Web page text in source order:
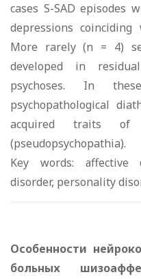
cases S-SAD episodes
depressions
More rarely (n = 4)
developed in
psychoses. In
psychopathological
acquired traits of
(pseudopsychopathia).
Key words: аffective
disorder, personality
Особенности
больных